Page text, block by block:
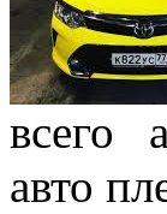
всего
авто